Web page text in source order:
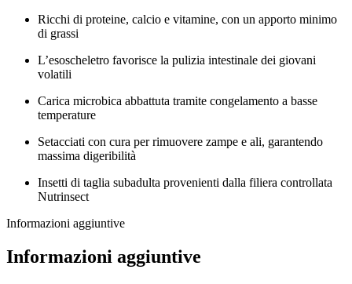
Ricchi di proteine, calcio e vitamine, con un apporto minimo
di grassi
L’esoscheletro favorisce la pulizia intestinale dei giovani
volatili
Carica microbica abbattuta tramite congelamento a basse
temperature
Setacciati con cura per rimuovere zampe e ali, garantendo
massima digeribilità
Insetti di taglia subadulta provenienti dalla filiera controllata
Nutrinsect
Informazioni aggiuntive
Informazioni aggiuntive